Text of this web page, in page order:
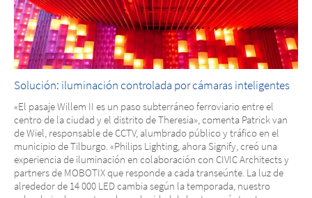
Solución: iluminación controlada por cámaras inteligentes
«El pasaje Willem II es un paso subterráneo ferroviario entre el
centro de la ciudad y el distrito de Theresia», comenta Patrick van
de Wiel, responsable de CCTV, alumbrado público y tráfico en el
municipio de Tilburgo. «Philips Lighting, ahora Signify, creó una
experiencia de iluminación en colaboración con CIVIC Architects y
partners de MOBOTIX que responde a cada transeúnte. La luz de
alrededor de 14 000 LED cambia según la temporada, nuestro